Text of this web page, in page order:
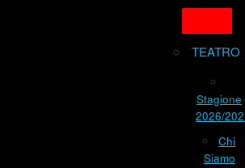
TEATRO
Stagione
2026/
Chi
Siamo